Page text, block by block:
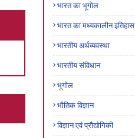
भारत का भूगोल
भारत का मध्यकालीन इतिहास
भारतीय अर्थव्यवस्था
भारतीय संविधान
भूगोल
भौतिक विज्ञान
विज्ञान एवं प्रौद्योगिकी